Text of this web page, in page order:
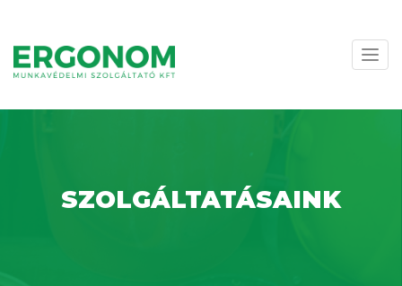
SZOLGÁLTATÁSAINK